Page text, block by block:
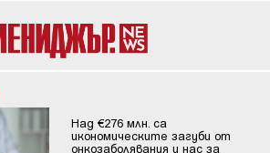
Над €276 млн. са
икономическите загуби от
онкозаболявания у нас за